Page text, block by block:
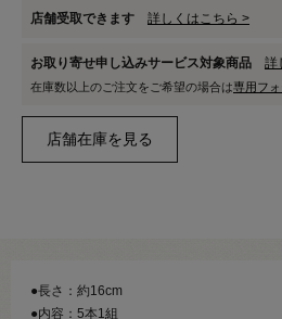
店舗受取できます 詳しくはこちら >
お取り寄せ申し込みサービス対象商品 詳
在庫数以上のご注文をご希望の場合は専用フ
●長さ：約16cm
●内容：5本1組